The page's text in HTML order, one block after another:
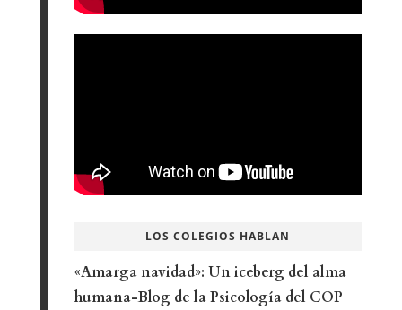
LOS COLEGIOS HABLAN
«Amarga navidad»: Un iceberg del alma
humana-Blog de la Psicología del COP